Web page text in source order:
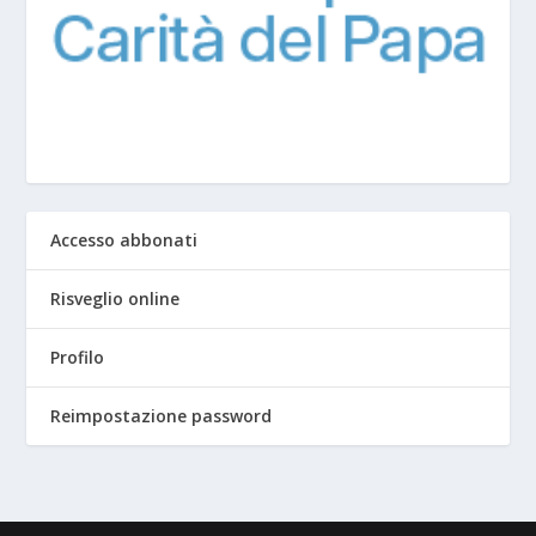
Accesso abbonati
Risveglio online
Profilo
Reimpostazione password